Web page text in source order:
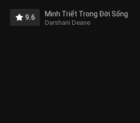
9.6 Minh Triết Trong Đời Sống
Darshani Deane